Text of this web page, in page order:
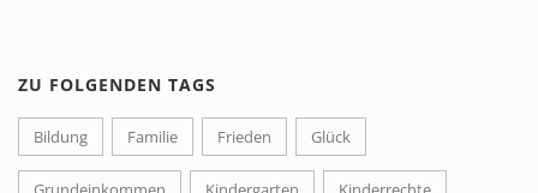
ZU FOLGENDEN TAGS
Bildung Familie Frieden Glück